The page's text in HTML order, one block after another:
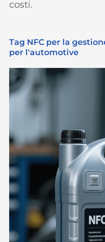
costi.
Tag NFC per la
per l'automotive